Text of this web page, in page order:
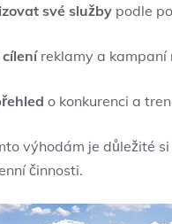
své služby podle
reklamy a kampaní
o‍ konkurenci a
výhodám je důležité
‌činnosti.